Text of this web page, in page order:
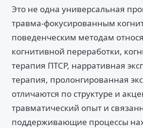
Это не одна универсальная
травма-фокусированным
поведенческим методам
когнитивной переработки,
терапия ПТСР, нарративная
терапия, пролонгированная
отличаются по структуре и
травматический опыт и
поддерживающие процессы